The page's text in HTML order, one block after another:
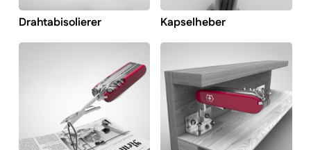
Drahtabisolierer Kapselheber